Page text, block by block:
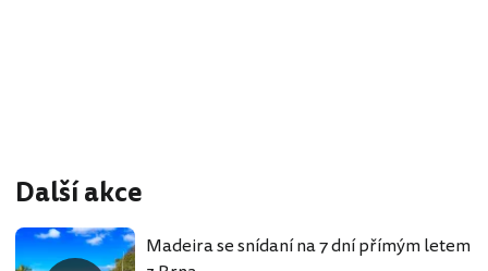
Další akce
Madeira se snídaní na 7 dní přímým letem